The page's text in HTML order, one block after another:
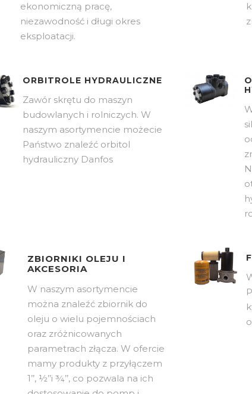
ekonomiczną pracę,
niezawodność i długi okres
eksploatacji.
ORBITROLE HYDRAULICZNE
Zawór skrętu do maszyn
budowlanych i rolniczych. W
naszym asortymencie możecie
Państwo znaleźć orbitol
hydrauliczny Danfos
ZBIORNIKI OLEJU I
AKCESORIA
W naszym asortymencie
można znaleźć zbiornik do
oleju o wielu pojemnościach
oraz zróżnicowanych
parametrach złącza. W ofercie
mamy produkty z przyłączem
1’’, ½’’i ¾’’, co pozwala na ich